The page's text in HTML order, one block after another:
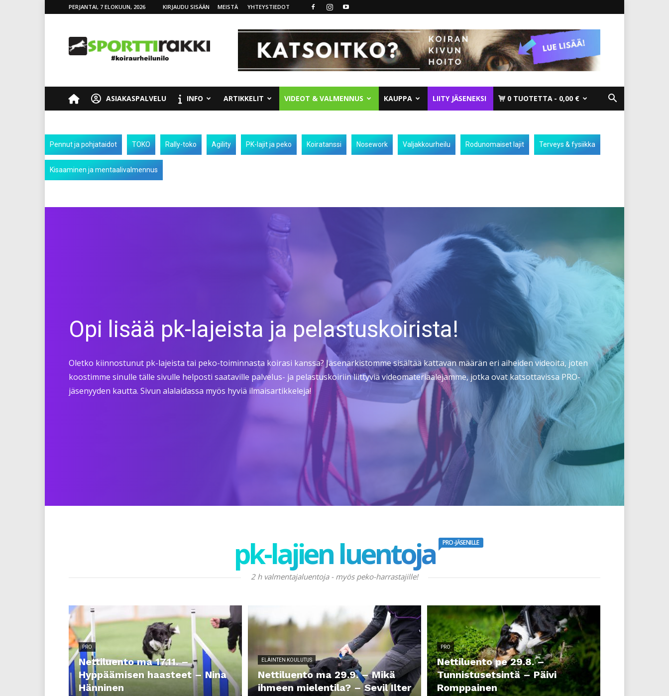
PERJANTAI, 7 ELOKUUN, 2026 KIRJAUDU SISÄÄN MEISTÄ YHTEYSTIEDOT
ASIAKASPALVELU INFO ARTIKKELIT VIDEOT & VALMENNUS KAUPPA LIITY JÄSENEKSI 0 TUOTETTA 0,00 €
Pennut ja pohjataidot TOKO Rally-toko Agility PK-lajit ja peko Koiratanssi Nosework Valjakkourheilu Rodunomaiset lajit Terveys & fysiikka
Kisaaminen ja mentaalivalmennus
Opi lisää pk-lajeista ja pelastuskoirista!
Oletko kiinnostunut pk-lajeista tai peko-toiminnasta koirasi kanssa? Jäsenarkistomme sisältää kattavan määrän eri aiheiden videoita, joten
koostimme sinulle tälle sivulle helposti saataville palvelus- ja pelastuskoiriin liittyviä videomateriaalejamme, jotka ovat katsottavissa PRO-
jäsenyyden kautta. Sivun alalaidassa myös hyviä ilmaisartikkeleja!
pk-lajien luentoja PRO-JÄSENILLE
2 h valmentajaluentoja - myös peko-harrastajille!
PRO
Nettiluento ma 17.11. –
Hyppäämisen haasteet – Nina
Hänninen
ELÄINTEN KOULUTUS
Nettiluento ma 29.9. – Mikä
ihmeen mielentila? – Sevil Ilter
PRO
Nettiluento pe 29.8. –
Tunnistusetsintä – Päivi
Romppainen